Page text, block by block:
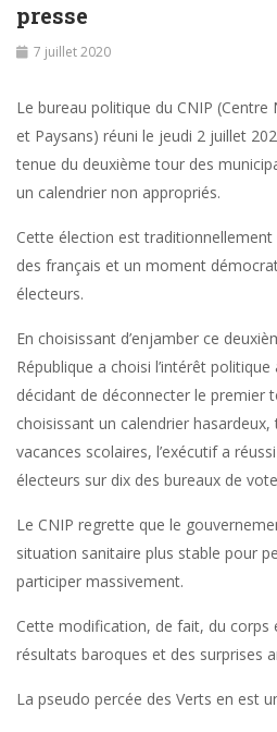
presse
7 juillet 2020
Le bureau politique du CNIP
et Paysans) réuni le jeudi 2 juillet
tenue du deuxième tour des
un calendrier non appropriés.
Cette élection est
des français et un moment
électeurs.
En choisissant d’enjamber ce
République a choisi l’intérêt
décidant de déconnecter le premier
choisissant un calendrier
vacances scolaires, l’exécutif a
électeurs sur dix des bureaux de
Le CNIP regrette que le
situation sanitaire plus stable pour
participer massivement.
Cette modification, de fait, du corps
résultats baroques et des surprises
La pseudo percée des Verts en est